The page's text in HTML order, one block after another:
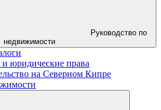
Руководство по
недвижимости
юридические права
на Северном Кипре